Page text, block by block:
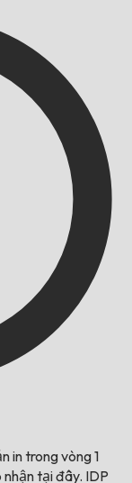
in trong vòng 1
tại đây. IDP